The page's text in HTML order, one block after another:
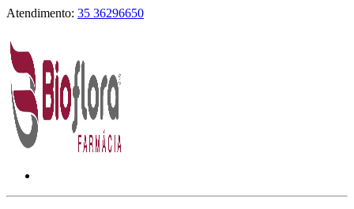
Atendimento: 35 36296650